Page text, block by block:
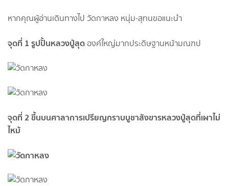
หากคุณผู้อ่านเดินทางไป วัดกาหลง หนุ่ม-สุทนขอแนะนำ
จุดที่ 1 รูปปั้นหลวงปู่สุดองค์ใหญ่มากประดิษฐานหน้ามณฑป
จุดที่ 2 ขึ้นบนศาลาการเปรียญกราบบูชาสังขารหลวงปู่สุดที่เผาไม่
ไหม้